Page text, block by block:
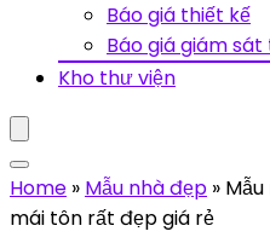
Báo giá thiết kế
Báo giá giám
Kho thư viện
Home » Mẫu nhà đẹp »
mái tôn rất đẹp giá rẻ